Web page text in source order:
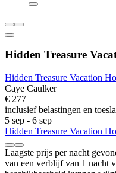
Hidden Treasure
Hidden Treasure Vacation
Caye Caulker
€ 277
inclusief belastingen en
5 sep - 6 sep
Hidden Treasure Vacation
Laagste prijs per nacht
van een verblijf van 1 nacht